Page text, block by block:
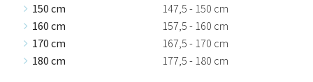
150 cm
147,5 - 150 cm
160 cm
157,5 - 160 cm
170 cm
167,5 - 170 cm
180 cm
177,5 - 180 cm